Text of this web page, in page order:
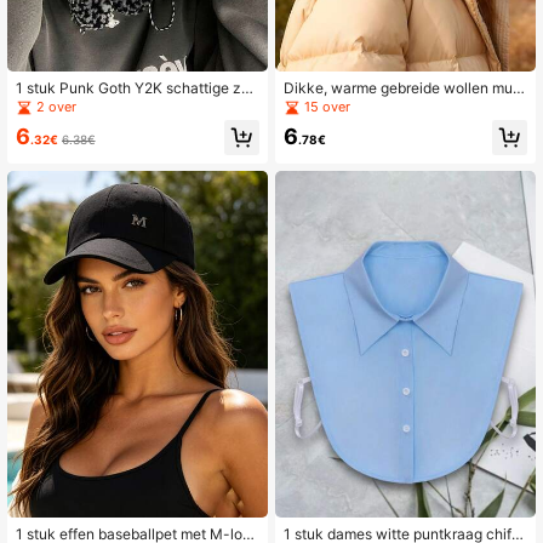
1 stuk Punk Goth Y2K schattige zw
art-wit gestreepte gebreide muts m
uivelse muts voor dames, Kerstmis,
2 over
6.32€ 6.38€
1 stuk effen baseballpet met M-log
Dikke, warme gebreide wollen muts
voor de herfst/winter, modieuze geb
15 over
6.78€
1 stuk dames witte puntkraag chiffo